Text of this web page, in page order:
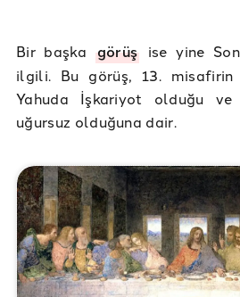
Bir başka görüş ise yine
ilgili. Bu görüş, 13. misafirin
Yahuda İşkariyot olduğu ve
uğursuz olduğuna dair.